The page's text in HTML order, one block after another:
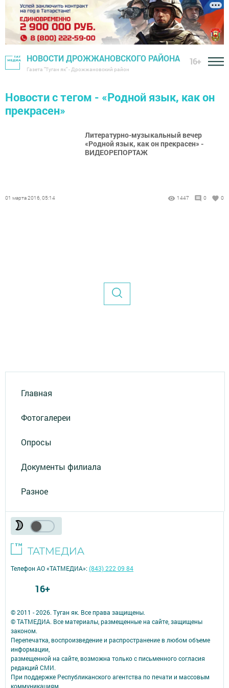
НОВОСТИ ДРОЖЖАНОВСКОГО РАЙОНА
Газета "Туган як" - Дрожжановский район
16+
Новости с тегом - «Родной язык, как он
прекрасен»
Литературно-музыкальный вечер
«Родной язык, как он прекрасен» -
ВИДЕОРЕПОРТАЖ
01 марта 2016, 05:14 1447 0 0
Главная
Фотогалереи
Опросы
Документы филиала
Разное
© 2011 - 2026. Туган як. Все права защищены.
© ТАТМЕДИА. Все материалы, размещенные на сайте, защищены
законом.
Перепечатка, воспроизведение и распространение в любом объеме
информации,
размещенной на сайте, возможна только с письменного согласия
редакций СМИ.
При поддержке Республиканского агентства по печати и массовым
коммуникациям.
Телефон АО «ТАТМЕДИА»:(843) 222 09 84
16+